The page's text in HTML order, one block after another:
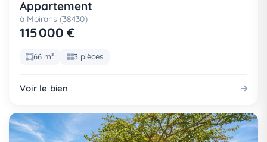
Appartement
à Moirans (38430)
115 000 €
66 m² 3 pièces
Voir le bien